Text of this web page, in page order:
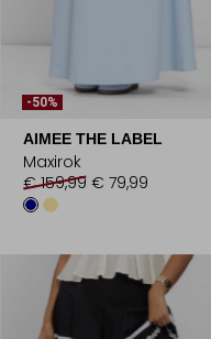
-50%
AIMEE THE LABEL
Maxirok
€ 159,99 € 79,99